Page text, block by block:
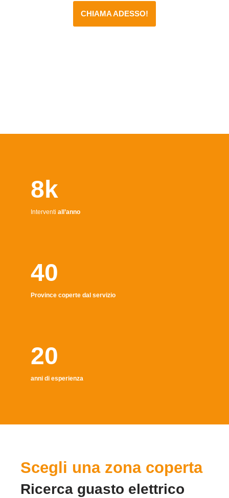
CHIAMA ADESSO!
8k
Interventi all’anno
40
Province coperte dal servizio
20
anni di esperienza
Scegli una zona coperta
Ricerca guasto elettrico